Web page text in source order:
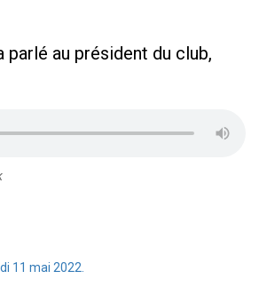
parlé au président du club,
11 mai 2022.